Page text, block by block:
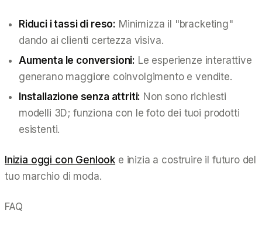
Riduci i tassi di reso: Minimizza il "bracketing"
dando ai clienti certezza visiva.
Aumenta le conversioni: Le esperienze interattive
generano maggiore coinvolgimento e vendite.
Installazione senza attriti: Non sono richiesti
modelli 3D; funziona con le foto dei tuoi prodotti
esistenti.
Inizia oggi con Genlook e inizia a costruire il futuro del
tuo marchio di moda.
FAQ